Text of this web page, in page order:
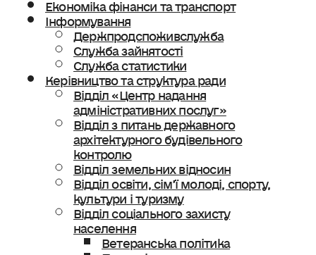
Інформування
Держпродспоживслужба
Служба зайнятості
Служба статистики
Керівництво та структура ради
Відділ «Центр надання
адміністративних послуг»
Відділ з питань державного
архітектурного будівельного
контролю
Відділ земельних відносин
Відділ освіти, сімʼї молоді, спорту,
культури і туризму
Відділ соціального захисту
населення
Ветеранська політика